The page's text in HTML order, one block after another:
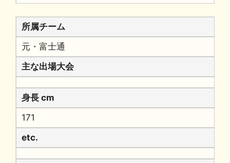
所属チーム
元・富士通
主な出場大会
身長 cm
171
etc.